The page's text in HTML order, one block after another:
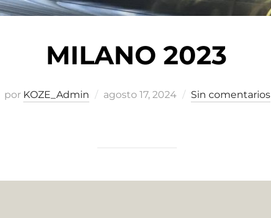
MILANO 2023
por KOZE_Admin
Publicado
agosto 17, 2024 Sin comentarios